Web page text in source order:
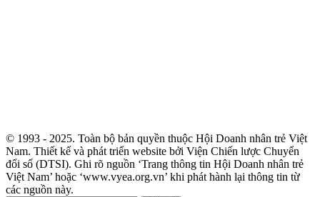
© 1993 - 2025. Toàn bộ bản quyền thuộc Hội Doanh nhân trẻ Việt
Nam. Thiết kế và phát triển website bởi Viện Chiến lược Chuyển
đổi số (DTSI). Ghi rõ nguồn ‘Trang thông tin Hội Doanh nhân trẻ
Việt Nam’ hoặc ‘www.vyea.org.vn’ khi phát hành lại thông tin từ
các nguồn này.